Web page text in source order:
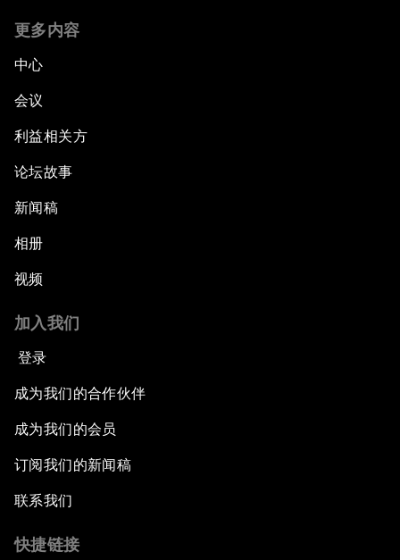
更多内容
中心
会议
利益相关方
论坛故事
新闻稿
相册
视频
加入我们
登录
成为我们的合作伙伴
成为我们的会员
订阅我们的新闻稿
联系我们
快捷链接